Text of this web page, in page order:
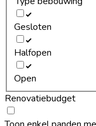
Gesloten
Halfopen
Open
Renovatiebudget